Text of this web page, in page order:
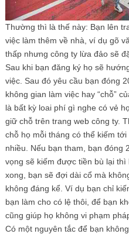
Thường thì là thế này: Bạn lên
việc làm thêm về nhà, ví dụ gõ
thấp nhưng công ty lừa đảo sẽ
Sau khi bạn đăng ký họ sẽ
việc. Sau đó yêu cầu bạn đóng
không gian làm việc hay “chỗ”
là bất kỳ loai phí gì nghe có vẻ
giữ chỗ trên trang web công ty.
chỗ họ mỗi tháng có thể kiếm
nhiều. Nếu bạn tham, bạn đóng
vọng sẽ kiếm được tiền bù lại
xong, bạn sẽ đợi dài cổ mà
không đáng kể. Ví dụ bạn chỉ
bạn làm cho có lệ thôi, để bạn
cũng giúp họ không vi phạm
Có một nguyên tắc để bạn